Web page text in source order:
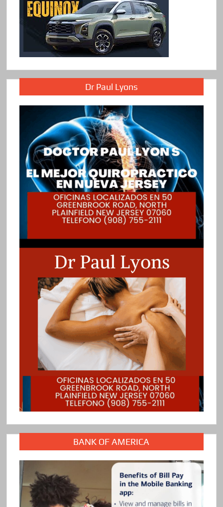
Dr Paul Lyons
BANK OF AMERICA